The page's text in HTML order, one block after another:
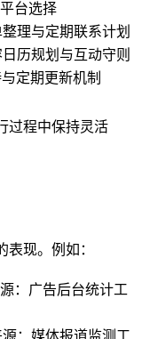
台选择
理与定期联系计划
历规划与互动守则
定期更新机制
过程中保持灵活
现。例如：
：广告后台统计工
：媒体报道监测工